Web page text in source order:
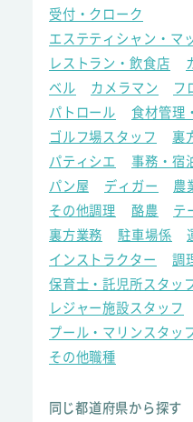
受付・クローク
エステティシャン・マ
レストラン・飲食店
ベル
カメラマン
フ
パトロール
食材管理
ゴルフ場スタッフ
裏
パティシエ
事務・宿
パン屋
ディガー 農
その他調理
酪農
テ
裏方業務
駐車場係
インストラクター
調
保育士・託児所スタッ
レジャー施設スタッフ
プール・マリンスタッ
その他職種
同じ都道府県から探す